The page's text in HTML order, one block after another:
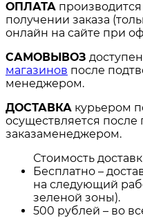
ОПЛАТА
получении заказа
онлайн на сайте при
САМОВЫВОЗ
магазинов после
менеджером.
ДОСТАВКА курьером
осуществляется
заказаменеджером.
Стоимость
Бесплатно –
на следующий
зеленой зоны).
500 рублей – во